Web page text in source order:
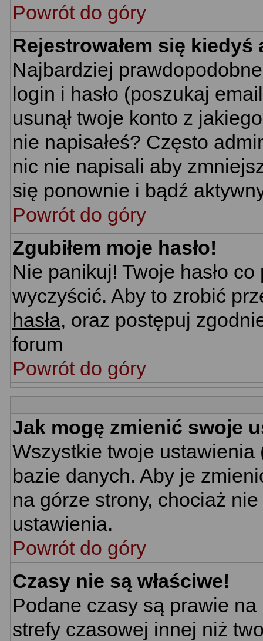
Powrót do góry
Rejestrowałem się
Najbardziej
login i hasło (poszukaj
usunął twoje konto z
nie napisałeś? Często
nic nie napisali aby
się ponownie i bądź
Powrót do góry
Zgubiłem moje hasło!
Nie panikuj! Twoje hasło
wyczyścić. Aby to zrobić
hasła, oraz postępuj
forum
Powrót do góry
Jak mogę zmienić swoje
Wszystkie twoje
bazie danych. Aby je
na górze strony, chociaż
ustawienia.
Powrót do góry
Czasy nie są właściwe!
Podane czasy są prawie
strefy czasowej innej niż